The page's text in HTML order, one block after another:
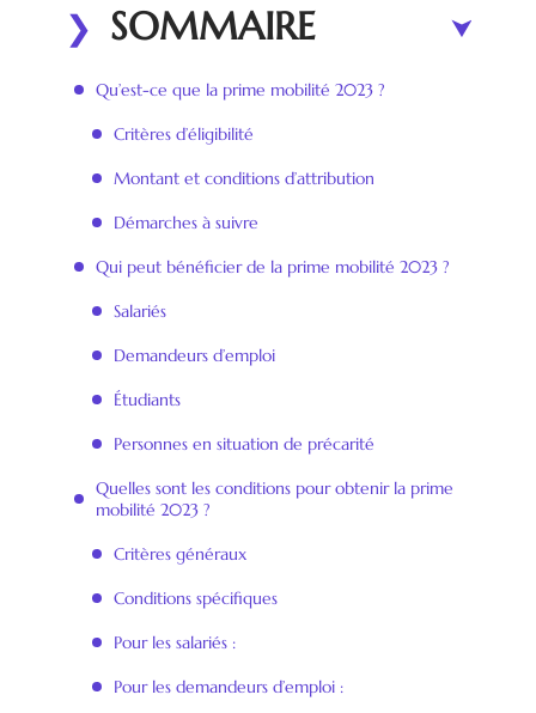
SOMMAIRE
Qu’est-ce que la prime mobilité 2023 ?
Critères d’éligibilité
Montant et conditions d’attribution
Démarches à suivre
Qui peut bénéficier de la prime mobilité 2023 ?
Salariés
Demandeurs d’emploi
Étudiants
Personnes en situation de précarité
Quelles sont les conditions pour obtenir la prime
mobilité 2023 ?
Critères généraux
Conditions spécifiques
Pour les salariés :
Pour les demandeurs d’emploi :